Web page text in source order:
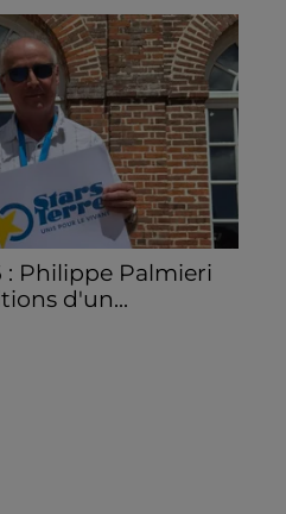
: Philippe Palmieri
d'un...
de la première
organisée du 18 au 20